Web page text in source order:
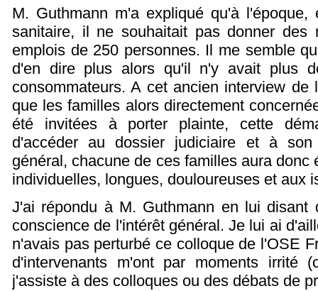
M. Guthmann m'a expliqué qu'à
sanitaire, il ne souhaitait pas donner
emplois de 250 personnes. Il me semble
d'en dire plus alors qu'il n'y avait plus
consommateurs. A cet ancien interview de
que les familles alors directement
été invitées à porter plainte, cette
d'accéder au dossier judiciaire et à
général, chacune de ces familles aura donc
individuelles, longues, douloureuses et aux
J'ai répondu à M. Guthmann en lui disant
conscience de l'intérêt général. Je lui ai
n'avais pas perturbé ce colloque de l'OSE
d'intervenants m'ont par moments irrité
j'assiste à des colloques ou des débats de